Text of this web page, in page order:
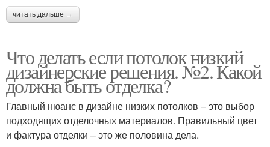
читать дальше →
Что делать если потолок низкий
дизайнерские решения. №2. Какой
должна быть отделка?
Главный нюанс в дизайне низких потолков – это выбор
подходящих отделочных материалов. Правильный цвет
и фактура отделки – это же половина дела.